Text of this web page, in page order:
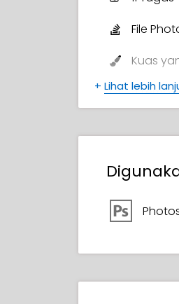
File
Kuas
4
+ Lihat lebih